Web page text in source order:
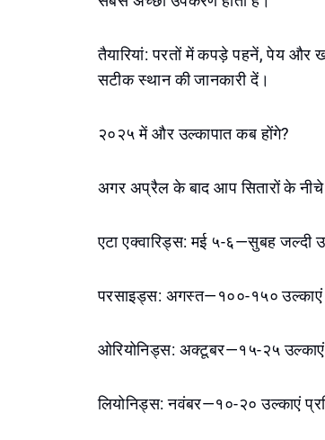
तैयारियां: परतों में कपड़े पहनें, पेय और
सटीक स्थान की जानकारी दें।
२०२५ में और उल्कापात कब होंगे?
अगर अप्रैल के बाद आप सितारों के नीचे
एटा एक्वारिड्स: मई ५-६—सुबह जल्दी
परसाइड्स: अगस्त—१००-१५०
ओरियोनिड्स: अक्टूबर—१५-२५ उल्काएं
लियोनिड्स: नवंबर—१०-२० उल्काएं